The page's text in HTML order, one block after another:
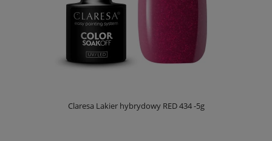
Claresa Lakier hybrydowy RED 434 -5g